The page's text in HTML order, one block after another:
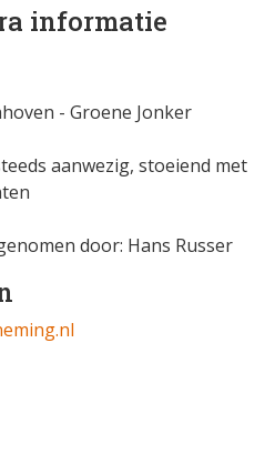
informatie
- Groene Jonker
aanwezig, stoeiend met
door: Hans Russer